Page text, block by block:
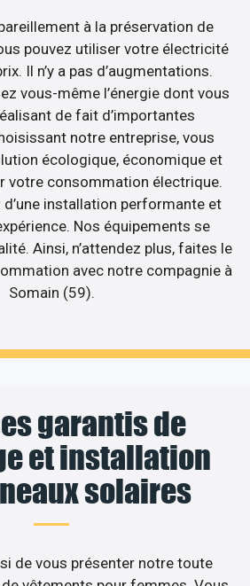
à la préservation de
pouvez utiliser votre électricité
Il n’y a pas d’augmentations.
vous-même l’énergie dont vous
de fait d’importantes
notre entreprise, vous
écologique, économique et
votre consommation électrique.
installation performante et
Nos équipements se
Ainsi, n’attendez plus, faites le
avec notre compagnie à
Somain (59).
garantis de
et installation
solaires
de vous présenter notre toute